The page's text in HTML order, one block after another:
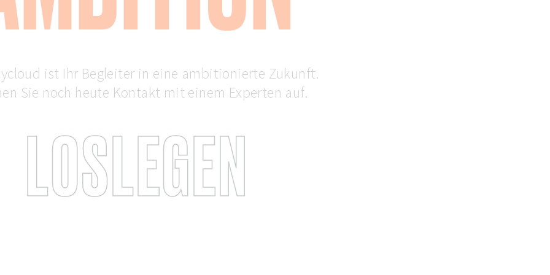
ist Ihr Begleiter in eine ambitionierte Zukunft.
Sie noch heute Kontakt mit einem Experten auf.
LOSLEGEN